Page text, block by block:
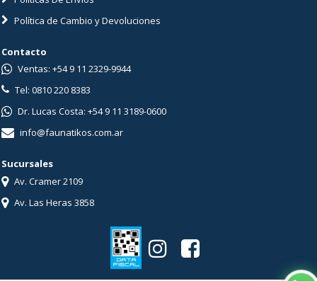
Política de Cambio y Devoluciones
Contacto
Ventas: +54 9 11 2329-9944
Tel: 0810 220 8383
Dr. Lucas Costa: +54 9 11 3189-0600
info@faunatikos.com.ar
Sucursales
Av. Cramer 2109
Av. Las Heras 3858